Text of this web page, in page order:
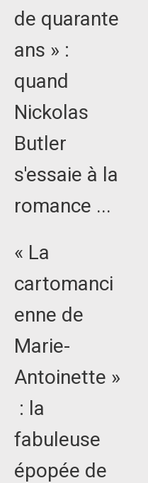
de quarante
ans » :
quand
Nickolas
Butler
s'essaie à la
romance ...
« La
cartomanci
enne de
Marie-
Antoinette »
: la
fabuleuse
épopée de